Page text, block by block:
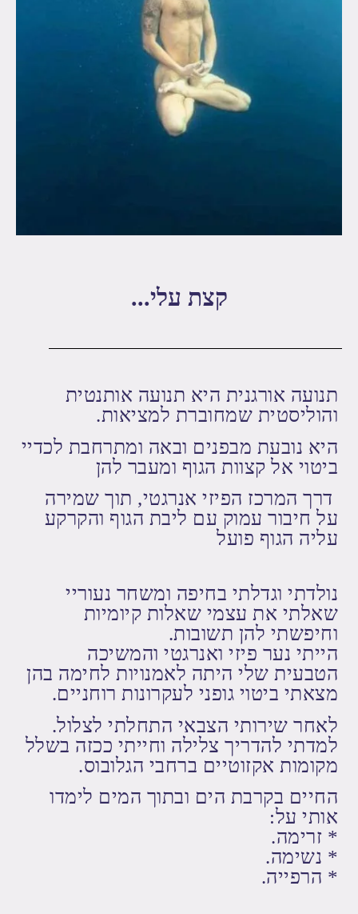
קצת עלי...
תנועה אורגנית היא תנועה אותנטית
והוליסטית שמחוברת למציאות.
היא נובעת מבפנים ובאה ומתרחבת לכדיי
ביטוי אל קצוות הגוף ומעבר להן
דרך המרכז הפיזי אנרגטי, תוך שמירה
על חיבור עמוק עם ליבת הגוף והקרקע
עליה הגוף פועל
נולדתי וגדלתי בחיפה ומשחר נעוריי
שאלתי את עצמי שאלות קיומיות
וחיפשתי להן תשובות.
הייתי נער פיזי ואנרגטי והמשיכה
הטבעית שלי היתה לאמנויות לחימה בהן
מצאתי ביטוי גופני לעקרונות רוחניים.
לאחר שירותי הצבאי התחלתי לצלול.
למדתי להדריך צלילה וחייתי ככזה בשלל
מקומות אקזוטיים ברחבי הגלובוס.
החיים בקרבת הים ובתוך המים לימדו
אותי על:
* זרימה.
* נשימה.
* הרפייה.